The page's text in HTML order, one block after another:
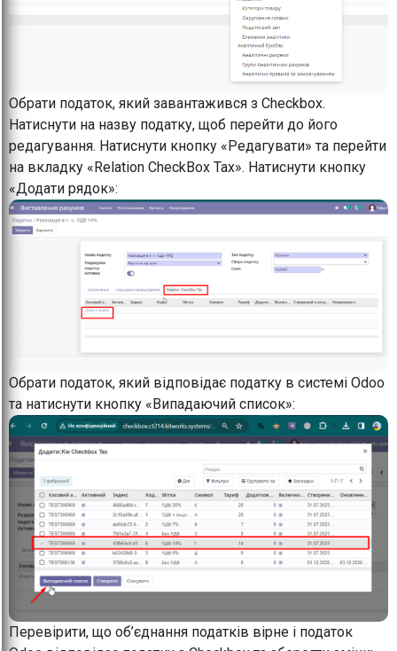
Обрати податок, який завантажився з Checkbox.
Натиснути на назву податку, щоб перейти до його
редагування. Натиснути кнопку «Редагувати» та перейти
на вкладку «Relation CheckBox Tax». Натиснути кнопку
«Додати рядок»:
Обрати податок, який відповідає податку в системі Odoo
та натиснути кнопку «Випадаючий список»:
Перевірити, що об’єднання податків вірне і податок